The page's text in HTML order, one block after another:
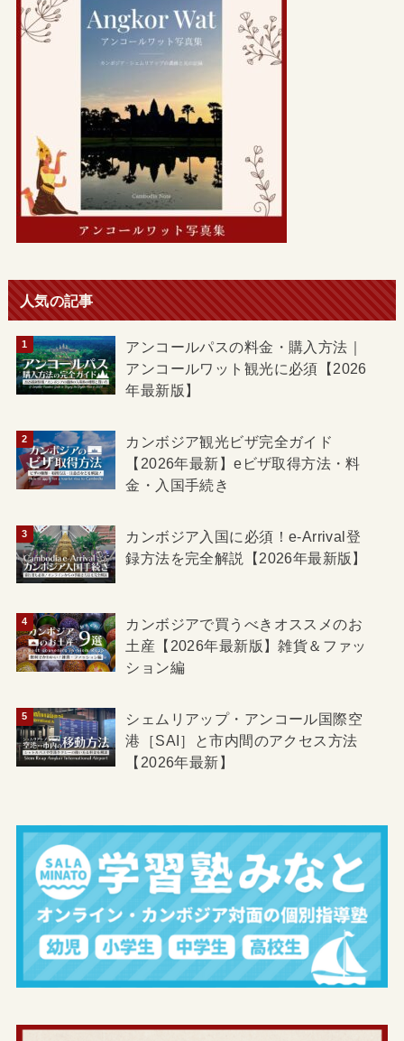
人気の記事
アンコールパスの料金・購入方法｜
アンコールワット観光に必須【2026
年最新版】
カンボジア観光ビザ完全ガイド
【2026年最新】eビザ取得方法・料
金・入国手続き
カンボジア入国に必須！e-Arrival登
録方法を完全解説【2026年最新版】
カンボジアで買うべきオススメのお
土産【2026年最新版】雑貨＆ファッ
ション編
シェムリアップ・アンコール国際空
港［SAI］と市内間のアクセス方法
【2026年最新】